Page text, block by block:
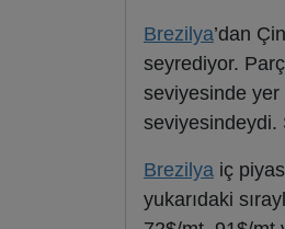
Brezilya’dan
seyrediyor.
seviyesinde yer
seviyesindeydi.
Brezilya iç
yukarıdaki